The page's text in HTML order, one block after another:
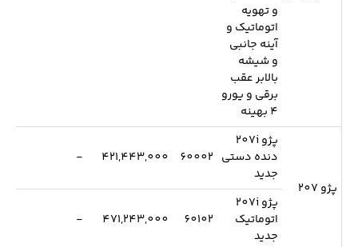
و تهویه
اتوماتیک و
آینه جانبی
و شیشه
بالابر عقب
برقی و یورو
4 بهینه
پژو 207
پژو 207i
دنده دستی
جدید
60002
421,443,000
-
پژو 207i
اتوماتیک
جدید
60102
471,243,000
-